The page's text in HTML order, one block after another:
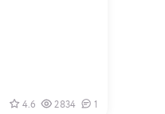
4.6 2834 1